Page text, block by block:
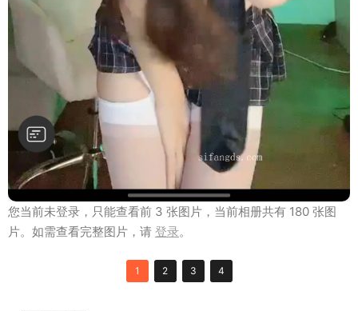
您当前未登录，只能查看前 3 张图片，当前相册共有 180 张图
片。如需查看完整图片，请 登录。
1 2 3 4